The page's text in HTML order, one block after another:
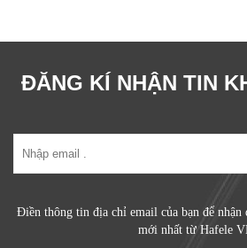
ĐĂNG KÍ NHẬN TIN
Điền thông tin địa chỉ email của bạn để
mới nhất từ Hafele